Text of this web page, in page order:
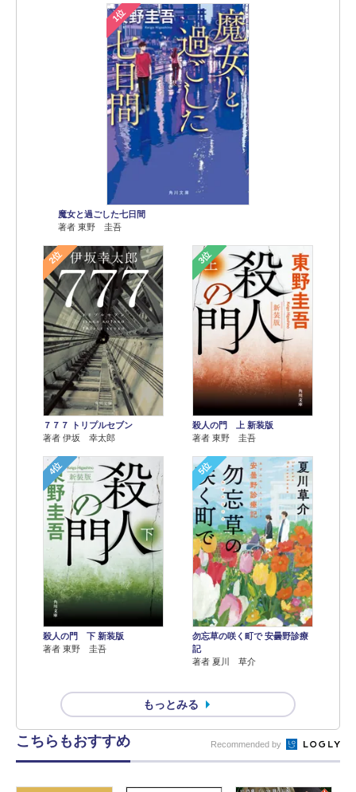
1位
魔女と過ごした七日間
著者 東野 圭吾
2位
７７７ トリプルセブン
著者 伊坂 幸太郎
3位
殺人の門 上 新装版
著者 東野 圭吾
4位
殺人の門 下 新装版
著者 東野 圭吾
5位
勿忘草の咲く町で 安曇野診療
記
著者 夏川 草介
もっとみる
こちらもおすすめ Recommended by